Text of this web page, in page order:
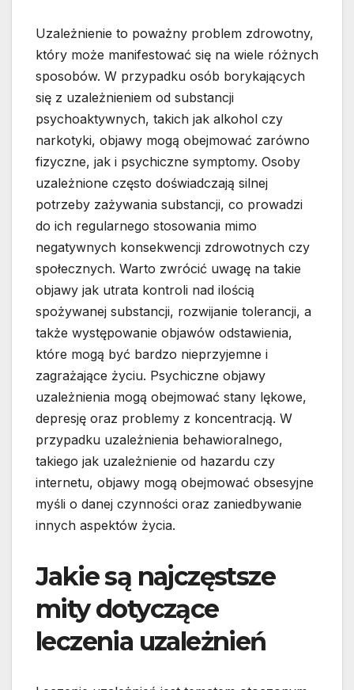
Uzależnienie to poważny problem zdrowotny,
który może manifestować się na wiele różnych
sposobów. W przypadku osób borykających
się z uzależnieniem od substancji
psychoaktywnych, takich jak alkohol czy
narkotyki, objawy mogą obejmować zarówno
fizyczne, jak i psychiczne symptomy. Osoby
uzależnione często doświadczają silnej
potrzeby zażywania substancji, co prowadzi
do ich regularnego stosowania mimo
negatywnych konsekwencji zdrowotnych czy
społecznych. Warto zwrócić uwagę na takie
objawy jak utrata kontroli nad ilością
spożywanej substancji, rozwijanie tolerancji, a
także występowanie objawów odstawienia,
które mogą być bardzo nieprzyjemne i
zagrażające życiu. Psychiczne objawy
uzależnienia mogą obejmować stany lękowe,
depresję oraz problemy z koncentracją. W
przypadku uzależnienia behawioralnego,
takiego jak uzależnienie od hazardu czy
internetu, objawy mogą obejmować obsesyjne
myśli o danej czynności oraz zaniedbywanie
innych aspektów życia.
Jakie są najczęstsze
mity dotyczące
leczenia uzależnień